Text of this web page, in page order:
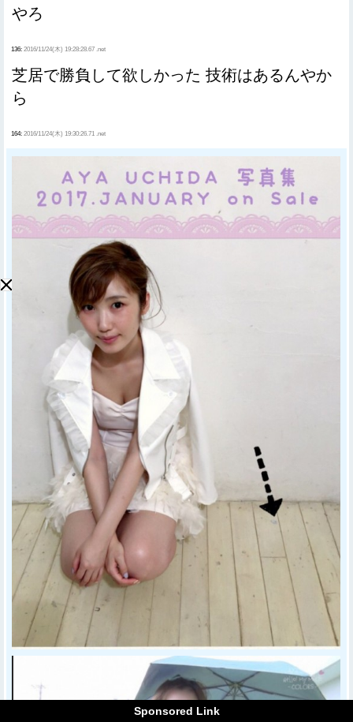
やろ
136: 2016/11/24(木) 19:28:28.67 .net
芝居で勝負して欲しかった 技術はあるんやか
ら
164: 2016/11/24(木) 19:30:26.71 .net
Sponsored Link